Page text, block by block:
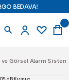
BEDAVA!
Görsel Alarm